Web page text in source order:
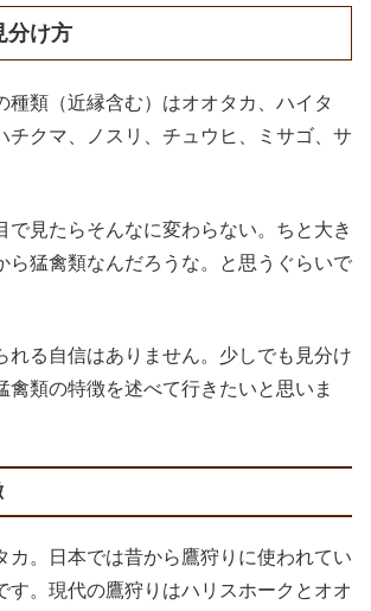
分け方
種類（近縁含む）はオオタカ、ハイタ
チクマ、ノスリ、チュウヒ、ミサゴ、サ
で見たらそんなに変わらない。ちと大き
ら猛禽類なんだろうな。と思うぐらいで
れる自信はありません。少しでも見分け
禽類の特徴を述べて行きたいと思いま
カ。日本では昔から鷹狩りに使われてい
す。現代の鷹狩りはハリスホークとオオ